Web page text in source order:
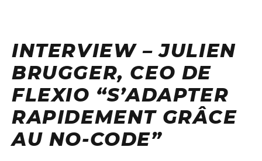
INTERVIEW – JULIEN
BRUGGER, CEO DE
FLEXIO “S’ADAPTER
RAPIDEMENT GRÂCE
AU NO-CODE”